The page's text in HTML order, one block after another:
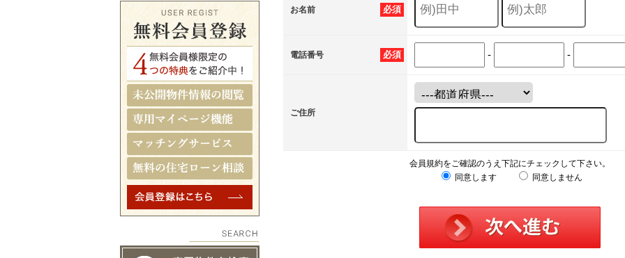
必須
お名前
必須
電話番号 - -
ご住所
会員規約をご確認のうえ下記にチェックして下さい。
同意します
同意しません